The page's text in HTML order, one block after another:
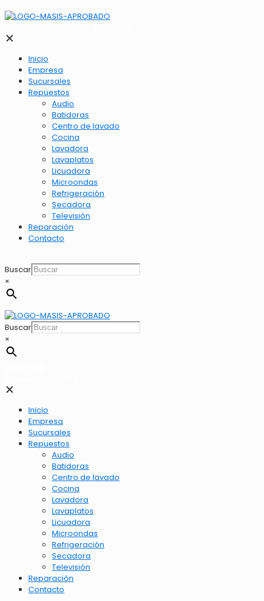
✕
Inicio
Empresa
Sucursales
Repuestos
Audio
Batidoras
Centro de lavado
Cocina
Lavadora
Lavaplatos
Licuadora
Microondas
Refrigeración
Secadora
Televisión
Reparación
Contacto
Buscar
×
Buscar
×
✕
Inicio
Empresa
Sucursales
Repuestos
Audio
Batidoras
Centro de lavado
Cocina
Lavadora
Lavaplatos
Licuadora
Microondas
Refrigeración
Secadora
Televisión
Reparación
Contacto